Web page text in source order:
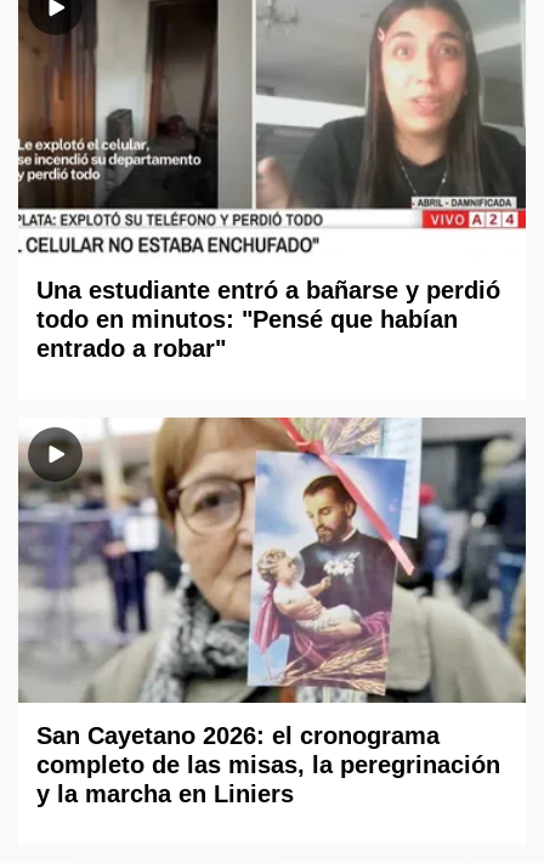
Una estudiante entró a bañarse y perdió
todo en minutos: "Pensé que habían
entrado a robar"
San Cayetano 2026: el cronograma
completo de las misas, la peregrinación
y la marcha en Liniers